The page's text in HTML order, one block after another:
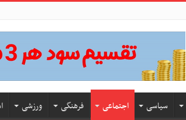
سیاسی اجتماعی فرهنگی ورزشی